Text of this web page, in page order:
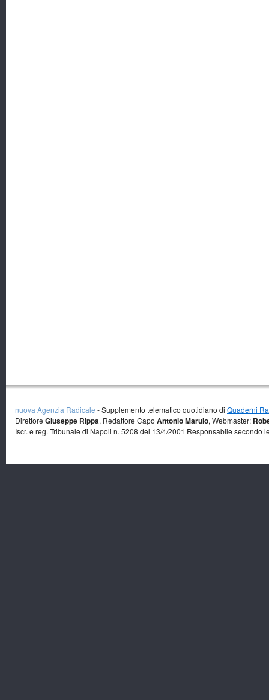
nuova Agenzia Radicale - Supplemento telematico quotidiano di Quaderni
Direttore Giuseppe Rippa, Redattore Capo Antonio Marulo, Webmaster:
Iscr. e reg. Tribunale di Napoli n. 5208 del 13/4/2001 Responsabile secondo